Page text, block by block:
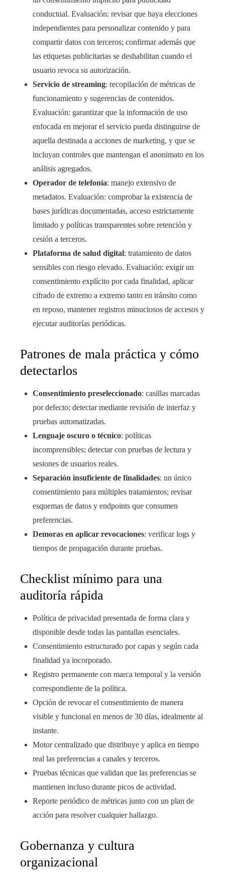
conductual. Evaluación: revisar que haya elecciones
independientes para personalizar contenido y para
compartir datos con terceros; confirmar además que
las etiquetas publicitarias se deshabilitan cuando el
usuario revoca su autorización.
Servicio de streaming: recopilación de métricas de
funcionamiento y sugerencias de contenidos.
Evaluación: garantizar que la información de uso
enfocada en mejorar el servicio pueda distinguirse de
aquella destinada a acciones de marketing, y que se
incluyan controles que mantengan el anonimato en los
análisis agregados.
Operador de telefonía: manejo extensivo de
metadatos. Evaluación: comprobar la existencia de
bases jurídicas documentadas, acceso estrictamente
limitado y políticas transparentes sobre retención y
cesión a terceros.
Plataforma de salud digital: tratamiento de datos
sensibles con riesgo elevado. Evaluación: exigir un
consentimiento explícito por cada finalidad, aplicar
cifrado de extremo a extremo tanto en tránsito como
en reposo, mantener registros minuciosos de accesos y
ejecutar auditorías periódicas.
Patrones de mala práctica y cómo
detectarlos
Consentimiento preseleccionado: casillas marcadas
por defecto; detectar mediante revisión de interfaz y
pruebas automatizadas.
Lenguaje oscuro o técnico: políticas
incomprensibles; detectar con pruebas de lectura y
sesiones de usuarios reales.
Separación insuficiente de finalidades: un único
consentimiento para múltiples tratamientos; revisar
esquemas de datos y endpoints que consumen
preferencias.
Demoras en aplicar revocaciones: verificar logs y
tiempos de propagación durante pruebas.
Checklist mínimo para una
auditoría rápida
Política de privacidad presentada de forma clara y
disponible desde todas las pantallas esenciales.
Consentimiento estructurado por capas y según cada
finalidad ya incorporado.
Registro permanente con marca temporal y la versión
correspondiente de la política.
Opción de revocar el consentimiento de manera
visible y funcional en menos de 30 días, idealmente al
instante.
Motor centralizado que distribuye y aplica en tiempo
real las preferencias a canales y terceros.
Pruebas técnicas que validan que las preferencias se
mantienen incluso durante picos de actividad.
Reporte periódico de métricas junto con un plan de
acción para resolver cualquier hallazgo.
Gobernanza y cultura
organizacional